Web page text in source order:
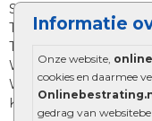
Informatie
Onze website,
cookies en daarmee
gedrag van
Straatstenen
Trommelstenen
Tuinstenen
Waalformaat
Wildverband
Kingstones